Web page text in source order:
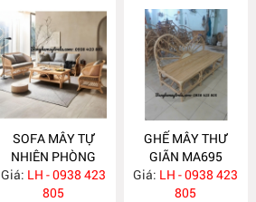
SOFA MÂY TỰ
NHIÊN PHÒNG
KHÁCH MA697
Giá: LH - 0938 423
805
GHẾ MÂY THƯ
GIÃN MA695
Giá: LH - 0938 423
805